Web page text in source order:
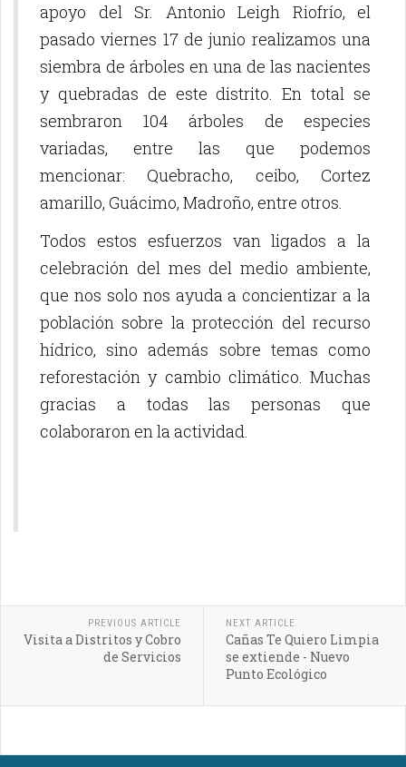
apoyo del Sr. Antonio Leigh Riofrío, el
pasado viernes 17 de junio realizamos una
siembra de árboles en una de las nacientes
y quebradas de este distrito. En total se
sembraron 104 árboles de especies
variadas, entre las que podemos
mencionar: Quebracho, ceibo, Cortez
amarillo, Guácimo, Madroño, entre otros.
Todos estos esfuerzos van ligados a la
celebración del mes del medio ambiente,
que nos solo nos ayuda a concientizar a la
población sobre la protección del recurso
hídrico, sino además sobre temas como
reforestación y cambio climático. Muchas
gracias a todas las personas que
colaboraron en la actividad.
PREVIOUS ARTICLE
Visita a Distritos y Cobro
de Servicios
NEXT ARTICLE
Cañas Te Quiero Limpia
se extiende - Nuevo
Punto Ecológico